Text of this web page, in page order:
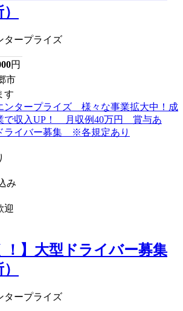
タープライズ
円
市
す
み
迎
！】大型ドライバー募集
タープライズ